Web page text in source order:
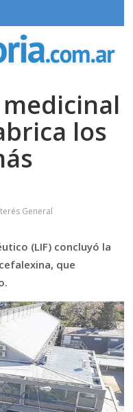
los
General
(LIF) concluyó la
que